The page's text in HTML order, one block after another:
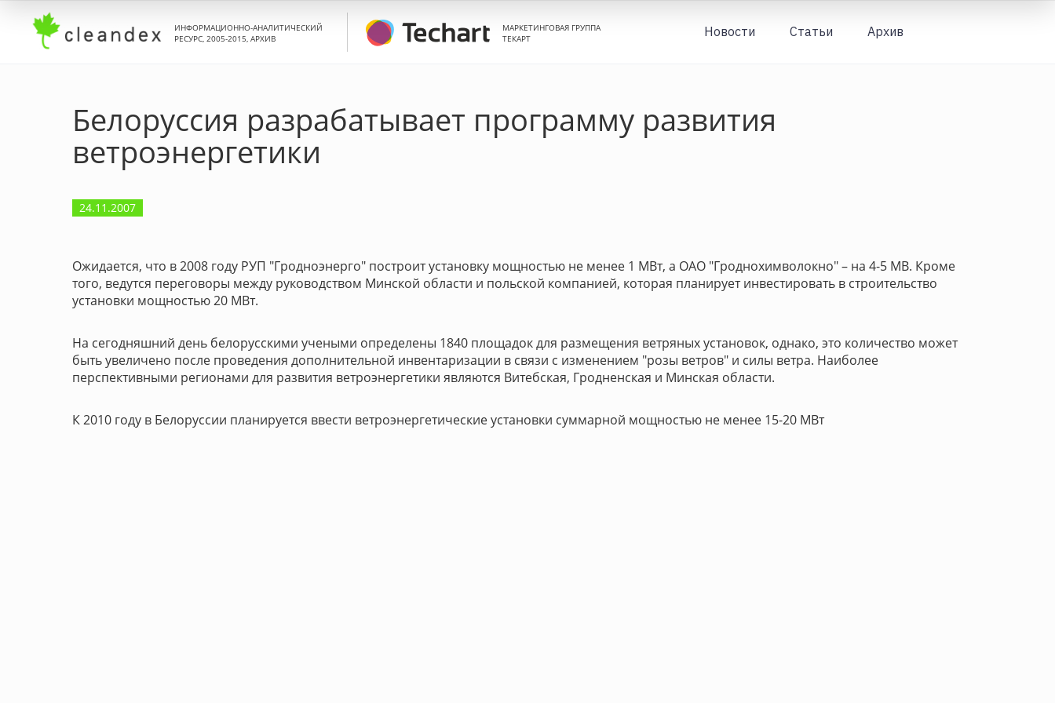
ИНФОРМАЦИОННО-АНАЛИТИЧЕСКИЙ
РЕСУРС, 2005-2015, АРХИВ
МАРКЕТИНГОВАЯ ГРУППА
ТЕКАРТ
Новости Статьи Архив
Белоруссия разрабатывает программу развития
ветроэнергетики
24.11.2007
Ожидается, что в 2008 году РУП "Гродноэнерго" построит установку мощностью не менее 1 МВт, а ОАО "Гроднохимволокно" – на 4-5 МВ. Кроме
того, ведутся переговоры между руководством Минской области и польской компанией, которая планирует инвестировать в строительство
установки мощностью 20 МВт.
На сегодняшний день белорусскими учеными определены 1840 площадок для размещения ветряных установок, однако, это количество может
быть увеличено после проведения дополнительной инвентаризации в связи с изменением "розы ветров" и силы ветра. Наиболее
перспективными регионами для развития ветроэнергетики являются Витебская, Гродненская и Минская области.
К 2010 году в Белоруссии планируется ввести ветроэнергетические установки суммарной мощностью не менее 15-20 МВт